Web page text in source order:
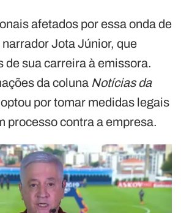
afetados por essa onda de
Jota Júnior, que
de sua carreira à emissora.
da coluna Notícias da
por tomar medidas legais
processo contra a empresa.